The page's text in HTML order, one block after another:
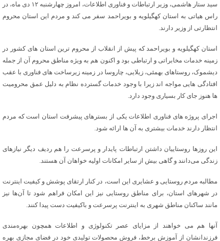
سید ستار هاشمی، وزیر ارتباطات و فناوری اطلاعات، امروز چهارشنبه ۱۲ دی ماه، در
راس هیاتی به استان کهگیلویه و بویراحمد سفر می کند و مردم این استان محروم
انتظارتی از وزیر دارند.
استان کهگیلویه و بویراحمد که پیش از انقلاب از محروم ترین استان های کشور در
زمینه خدمات مخابراتی و ارتباطی بود و اکنون هم به ویژه مناطق محروم آن از جمله
دیشموک، روستاهای بهمئی، زیلایی، چاروسا در زمینه زیرساخت های فناوری با عقب
افتادگی هایی مواجه اند زیرا با وجود خدمات گسترده نظام به دلیل عمق محرومیت
ها هنوز جای کار بسیاری وجود دارد.
اجرای پروژه های فناوری اطلاعات یکی از بسترهای پیشرفت استان است که مردم
انتظار دارند خدمات بیشتری به آن ها ارائه شود.
این روزها روستاییان داشتن ارتباطات پایدار و پرسرعت را هم ردیف دیگر نیازهای
زندگی می‌دانند و گاهی بیش از سایر امکانات اولیه خواهان آن هستند.
مطالبه مردم روستایی و عشایری این است، در کنار ارتقای پوشش و کیفیت اینترنت
در شهرهای استان، برای مناطق روستایی نیز این امکان فراهم شود تا آن‌ها نیز
مانند ساکنان مناطق شهری به اینترنت پرسرعت و باکیفیت دست پیدا کنند.
آنها هم می خواهند از مزایای عصر تکنولوژی و اطلاعات همچون بهره‌مندی
فرزندانشان از آموزش برخط، فروش محصولات تولیدی خود در فضای مجازی بهره